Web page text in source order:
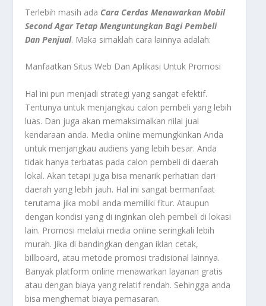
Terlebih masih ada Cara Cerdas Menawarkan Mobil
Second Agar Tetap Menguntungkan Bagi Pembeli
Dan Penjual. Maka simaklah cara lainnya adalah:
Manfaatkan Situs Web Dan Aplikasi Untuk Promosi
Hal ini pun menjadi strategi yang sangat efektif.
Tentunya untuk menjangkau calon pembeli yang lebih
luas. Dan juga akan memaksimalkan nilai jual
kendaraan anda. Media online memungkinkan Anda
untuk menjangkau audiens yang lebih besar. Anda
tidak hanya terbatas pada calon pembeli di daerah
lokal. Akan tetapi juga bisa menarik perhatian dari
daerah yang lebih jauh. Hal ini sangat bermanfaat
terutama jika mobil anda memiliki fitur. Ataupun
dengan kondisi yang di inginkan oleh pembeli di lokasi
lain. Promosi melalui media online seringkali lebih
murah. Jika di bandingkan dengan iklan cetak,
billboard, atau metode promosi tradisional lainnya.
Banyak platform online menawarkan layanan gratis
atau dengan biaya yang relatif rendah. Sehingga anda
bisa menghemat biaya pemasaran.